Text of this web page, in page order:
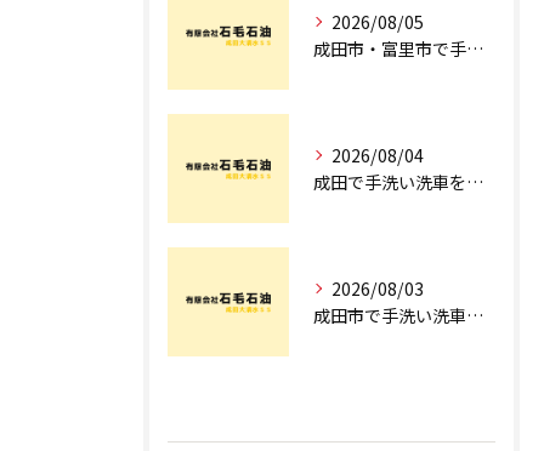
2026/08/05
成田市・富里市で手洗洗車ならどこ？料金比較からサブスク選びまでプロが徹底解説
2026/08/04
成田で手洗い洗車を探すなら！車のプロが教える安心の店舗選びとコース術
2026/08/03
成田市で手洗い洗車ならどこ？現場を知るプロが明かす「失敗しない専門店選び」のポイント